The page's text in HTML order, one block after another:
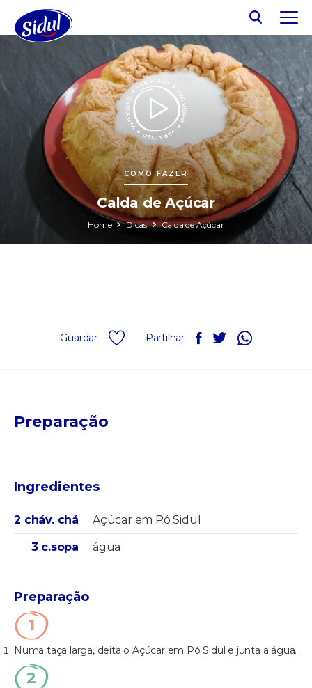
COMO FAZER
Calda de Açúcar
Home Dicas Calda de Açúcar
Guardar Partilhar
Preparação
Ingredientes
2 cháv. chá Açúcar em Pó Sidul
3 c.sopa água
Preparação
Numa taça larga, deita o Açúcar em Pó Sidul e junta a água.